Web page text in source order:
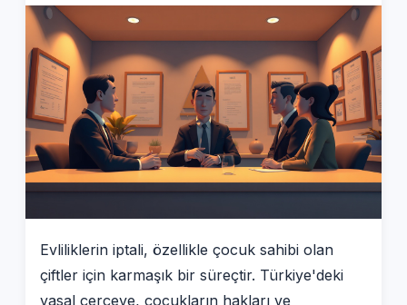
Evliliklerin iptali, özellikle çocuk sahibi olan
çiftler için karmaşık bir süreçtir. Türkiye'deki
yasal çerçeve, çocukların hakları ve